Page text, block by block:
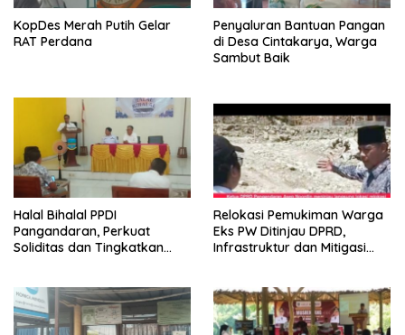
KopDes Merah Putih Gelar
Penyaluran Bantuan Pangan
di Desa Cintakarya, Warga
Sambut Baik
Halal Bihalal PPDI
Pangandaran, Perkuat
Soliditas dan Tingkatkan
Relokasi Pemukiman Warga
Eks PW Ditinjau DPRD,
Infrastruktur dan Mitigasi